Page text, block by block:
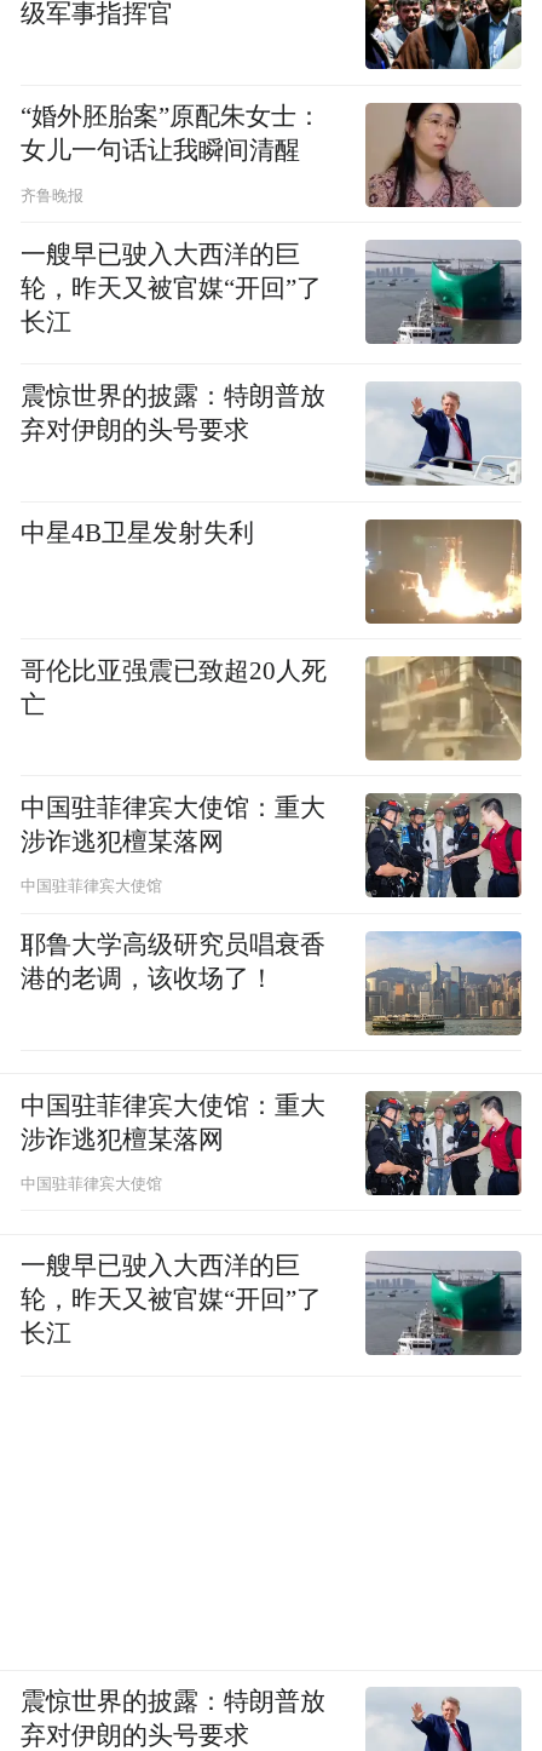
04
｜武钢集团迎来新任总经理
05
｜湖北最新人事任免 涉及多名副市长
“特别声明：以上作品内容(包括在内的视频、图片或音
频)为凤凰网旗下自媒体平台“大风号”用户上传并发
布，本平台仅提供信息存储空间服务。
pictures and audios if any) is uploaded and posted
by the user of Dafeng Hao, which is a social media
platform and merely provides information storage
级军事指挥官
“婚外胚胎案”原配朱女士：
女儿一句话让我瞬间清醒
齐鲁晚报
一艘早已驶入大西洋的巨
轮，昨天又被官媒“开回”了
长江
震惊世界的披露：特朗普放
弃对伊朗的头号要求
中星4B卫星发射失利
哥伦比亚强震已致超20人死
亡
中国驻菲律宾大使馆：重大
涉诈逃犯檀某落网
中国驻菲律宾大使馆
耶鲁大学高级研究员唱衰香
港的老调，该收场了！
中国驻菲律宾大使馆：重大
涉诈逃犯檀某落网
中国驻菲律宾大使馆
一艘早已驶入大西洋的巨
轮，昨天又被官媒“开回”了
长江
震惊世界的披露：特朗普放
弃对伊朗的头号要求